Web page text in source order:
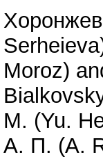
Moroz)
М. (Yu.
А. П. (A.